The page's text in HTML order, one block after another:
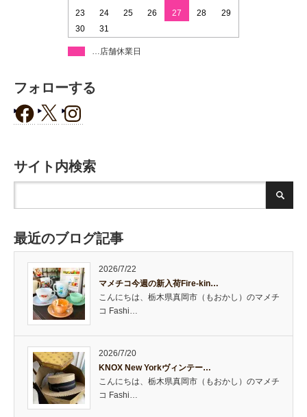
23
24 25 26 27 28
29
30
31
…店舗休業日
フォローする
サイト内検索
最近のブログ記事
2026/7/22
マメチコ今週の新入荷Fire-kin…
こんにちは、栃木県真岡市（もおかし）のマメチ
コ Fashi…
2026/7/20
KNOX New Yorkヴィンテー…
こんにちは、栃木県真岡市（もおかし）のマメチ
コ Fashi…